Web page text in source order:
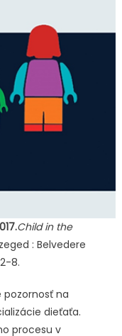
Child in the
: Belvedere
8.
pozornosť na
dieťaťa.
procesu v